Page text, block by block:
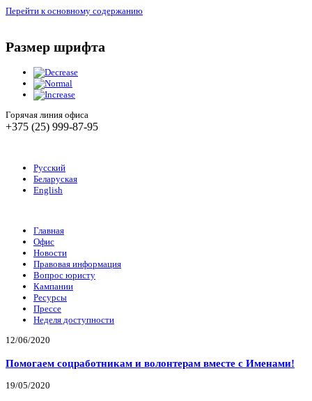
Перейти к основному содержанию
Размер шрифта
Горячая линия офиса
+375 (25) 999-87-95
Русский
Беларуская
English
Главная
Офис
Новости
Правовая информация
Вопрос юристу
Кампании
Ресурсы
Прессе
Неделя доступности
12/06/2020
Помогаем соцработникам и волонтерам вместе с Именами!
19/05/2020